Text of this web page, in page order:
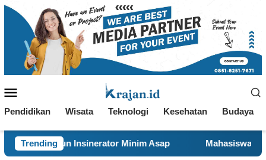
Loncat
Mobile
Pendidikan Wisata Teknologi Kesehatan Budaya
Trending
Minim Asap Mahasiswa KKN 29 UINSA